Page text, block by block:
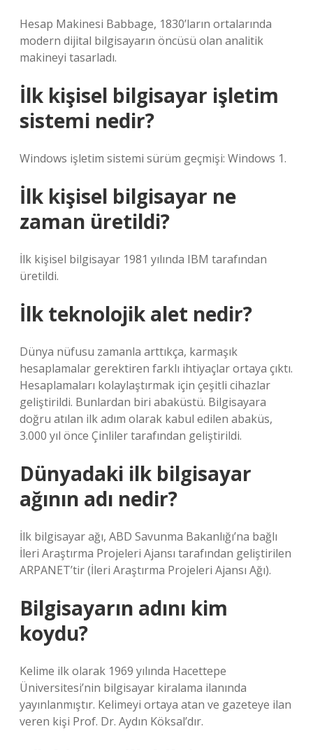
Hesap Makinesi Babbage, 1830’ların ortalarında
modern dijital bilgisayarın öncüsü olan analitik
makineyi tasarladı.
İlk kişisel bilgisayar işletim
sistemi nedir?
Windows işletim sistemi sürüm geçmişi: Windows 1.
İlk kişisel bilgisayar ne
zaman üretildi?
İlk kişisel bilgisayar 1981 yılında IBM tarafından
üretildi.
İlk teknolojik alet nedir?
Dünya nüfusu zamanla arttıkça, karmaşık
hesaplamalar gerektiren farklı ihtiyaçlar ortaya çıktı.
Hesaplamaları kolaylaştırmak için çeşitli cihazlar
geliştirildi. Bunlardan biri abaküstü. Bilgisayara
doğru atılan ilk adım olarak kabul edilen abaküs,
3.000 yıl önce Çinliler tarafından geliştirildi.
Dünyadaki ilk bilgisayar
ağının adı nedir?
İlk bilgisayar ağı, ABD Savunma Bakanlığı’na bağlı
İleri Araştırma Projeleri Ajansı tarafından geliştirilen
ARPANET’tir (İleri Araştırma Projeleri Ajansı Ağı).
Bilgisayarın adını kim
koydu?
Kelime ilk olarak 1969 yılında Hacettepe
Üniversitesi’nin bilgisayar kiralama ilanında
yayınlanmıştır. Kelimeyi ortaya atan ve gazeteye ilan
veren kişi Prof. Dr. Aydın Köksal’dır.